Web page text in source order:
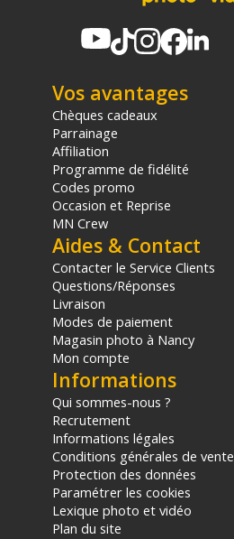
Vos avantages
Chèques cadeaux
Parrainage
Affiliation
Programme de fidélité
Codes promo
Occasion et Reprise
MN Crew
Aides & Contact
Contacter le Service Clients
Questions/Réponses
Livraison
Modes de paiement
Magasin photo à Nancy
Mon compte
Informations
Qui sommes-nous ?
Recrutement
Informations légales
Conditions générales de vente
Protection des données
Paramétrer les cookies
Lexique photo et vidéo
Plan du site